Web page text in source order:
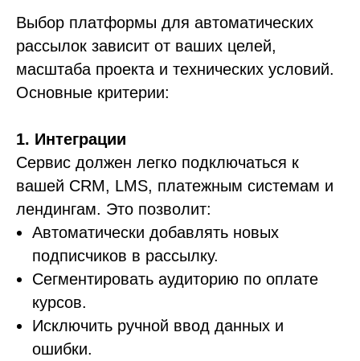
Выбор платформы для автоматических
рассылок зависит от ваших целей,
масштаба проекта и технических условий.
Основные критерии:
1. Интеграции
Сервис должен легко подключаться к
вашей CRM, LMS, платежным системам и
лендингам. Это позволит:
Автоматически добавлять новых
подписчиков в рассылку.
Сегментировать аудиторию по оплате
курсов.
Исключить ручной ввод данных и
ошибки.